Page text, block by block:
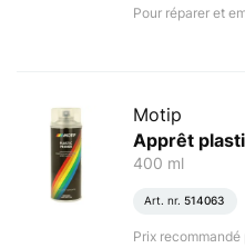
Pour réparer et
Motip
Apprêt
400 ml
Art. nr. 514063
Prix